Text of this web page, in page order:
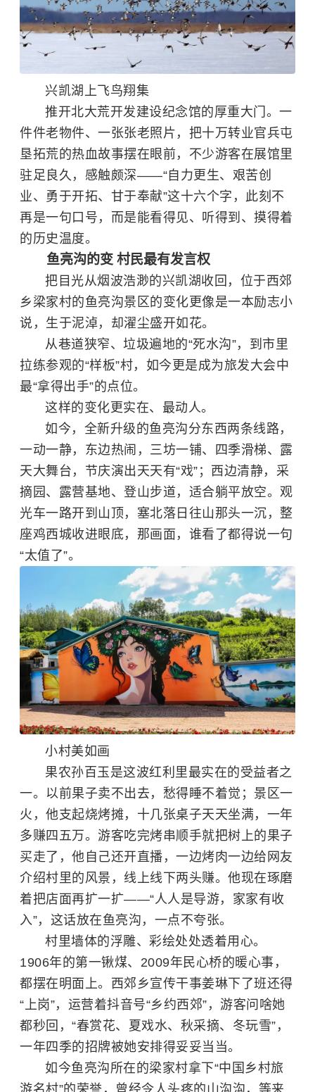
兴凯湖上飞鸟翔集
推开北大荒开发建设纪念馆的厚重大门。一
件件老物件、一张张老照片，把十万转业官兵屯
垦拓荒的热血故事摆在眼前，不少游客在展馆里
驻足良久，感触颇深——“自力更生、艰苦创
业、勇于开拓、甘于奉献”这十六个字，此刻不
再是一句口号，而是能看得见、听得到、摸得着
的历史温度。
鱼亮沟的变 村民最有发言权
把目光从烟波浩渺的兴凯湖收回，位于西郊
乡梁家村的鱼亮沟景区的变化更像是一本励志小
说，生于泥淖，却濯尘盛开如花。
从巷道狭窄、垃圾遍地的“死水沟”，到市里
拉练参观的“样板”村，如今更是成为旅发大会中
最“拿得出手”的点位。
这样的变化更实在、最动人。
如今，全新升级的鱼亮沟分东西两条线路，
一动一静，东边热闹，三坊一铺、四季滑梯、露
天大舞台，节庆演出天天有“戏”；西边清静，采
摘园、露营基地、登山步道，适合躺平放空。观
光车一路开到山顶，塞北落日往山那头一沉，整
座鸡西城收进眼底，那画面，谁看了都得说一句
“太值了”。
小村美如画
果农孙百玉是这波红利里最实在的受益者之
一。以前果子卖不出去，愁得睡不着觉；景区一
火，他支起烧烤摊，十几张桌子天天坐满，一年
多赚四五万。游客吃完烤串顺手就把树上的果子
买走了，他自己还开直播，一边烤肉一边给网友
介绍村里的风景，线上线下两头赚。他现在琢磨
着把店面再扩一扩——“人人是导游，家家有收
入”，这话放在鱼亮沟，一点不夸张。
村里墙体的浮雕、彩绘处处透着用心。
1906年的第一锹煤、2009年民心桥的暖心事，
都摆在明面上。西郊乡宣传干事姜琳下了班还得
“上岗”，运营着抖音号“乡约西郊”，游客问啥她
都秒回，“春赏花、夏戏水、秋采摘、冬玩雪”，
一年四季的招牌被她安排得妥妥当当。
如今鱼亮沟所在的梁家村拿下“中国乡村旅